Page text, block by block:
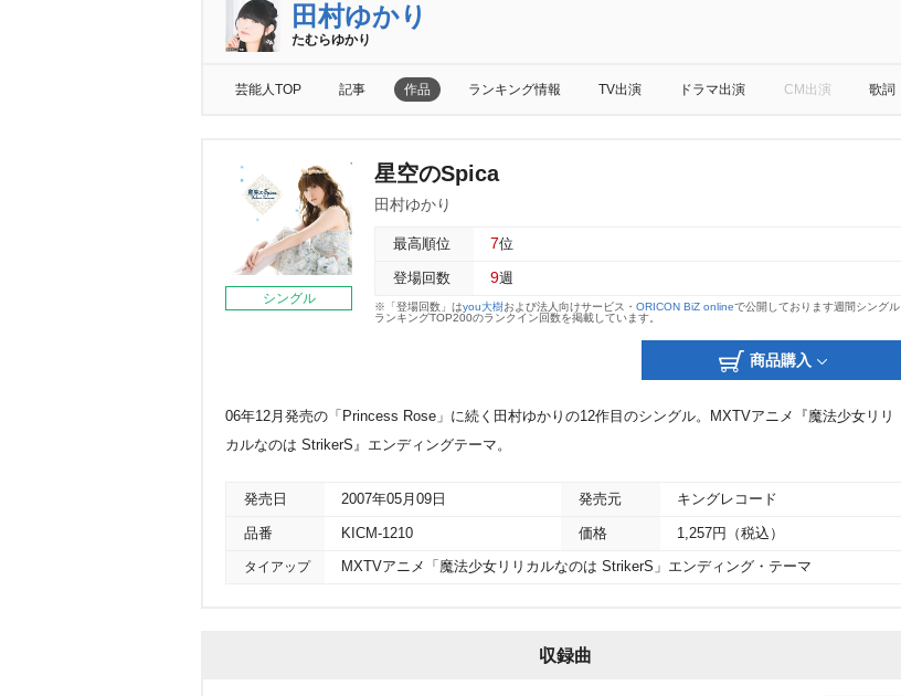
田村ゆかり
たむらゆかり
芸能人TOP 記事 作品 ランキング情報 TV出演 ドラマ出演 CM出演 歌詞
シングル
星空のSpica
田村ゆかり
最高順位 7位
登場回数 9週
※「登場回数」はyou大樹および法人向けサービス・ ORICON BiZ onlineで公開しております週間シングル
ランキングTOP200のランクイン回数を掲載しています。
商品購入
06年12月発売の「Princess Rose」に続く田村ゆかりの12作目のシングル。MXTVアニメ『魔法少女リリ
カルなのは StrikerS』エンディングテーマ。
発売日 2007年05月09日 発売元 キングレコード
品番 KICM-1210 価格 1,257円（税込）
タイアップ MXTVアニメ「魔法少女リリカルなのは StrikerS」エンディング・テーマ
収録曲